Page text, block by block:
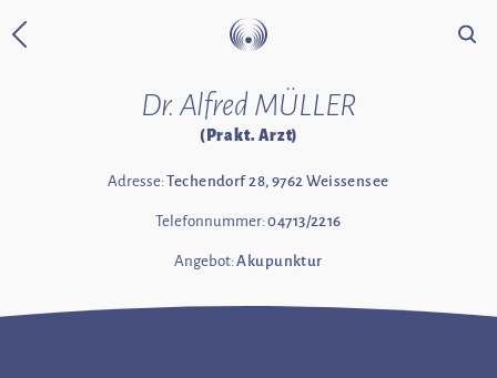
Zurück zur Startseite Suche
Dr. Alfred MÜLLER
(Prakt. Arzt)
Adresse:Techendorf 28, 9762 Weissensee
Telefonnummer:04713/2216
Angebot:Akupunktur